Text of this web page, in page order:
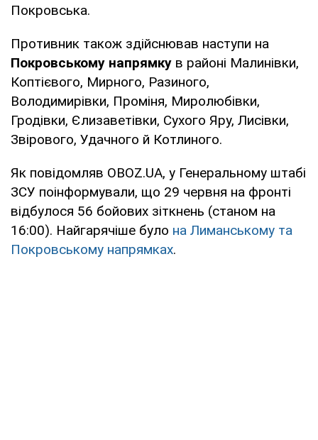
Покровська.
Противник також здійснював наступи на
Покровському напрямку в районі Малинівки,
Коптієвого, Мирного, Разиного,
Володимирівки, Проміня, Миролюбівки,
Гродівки, Єлизаветівки, Сухого Яру, Лисівки,
Звірового, Удачного й Котлиного.
Як повідомляв OBOZ.UA, у Генеральному штабі
ЗСУ поінформували, що 29 червня на фронті
відбулося 56 бойових зіткнень (станом на
16:00). Найгарячіше було на Лиманському та
Покровському напрямках.